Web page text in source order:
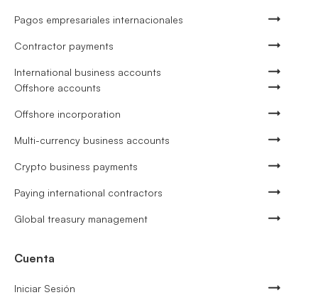
Pagos empresariales internacionales
Contractor payments
International business accounts
Offshore accounts
Offshore incorporation
Multi-currency business accounts
Crypto business payments
Paying international contractors
Global treasury management
Cuenta
Iniciar Sesión